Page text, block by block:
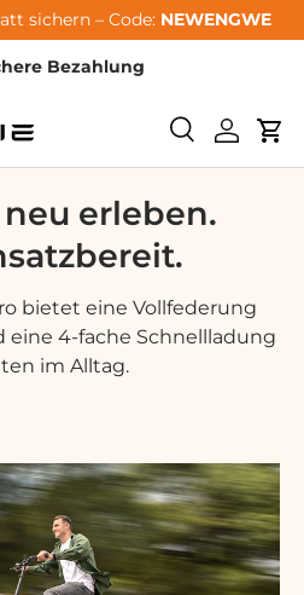
sichern – Code: NEWENGWE
Bezahlung
Login
erleben.
bietet eine Vollfederung
eine 4-fache Schnellladung
im Alltag.